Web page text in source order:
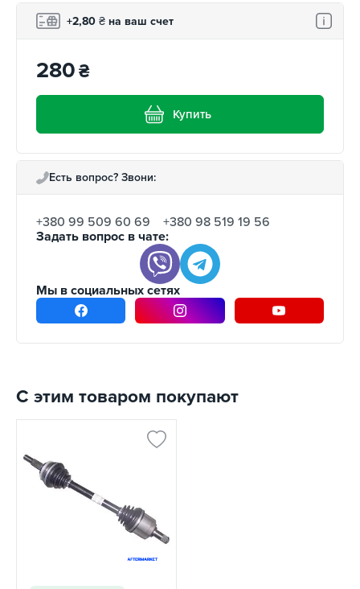
+2,80 ₴ на ваш счет
280₴
Купить
Есть вопрос? Звони:
+380 99 509 60 69
+380 98 519 19 56
Задать вопрос в чате:
Мы в социальных сетях
С этим товаром покупают